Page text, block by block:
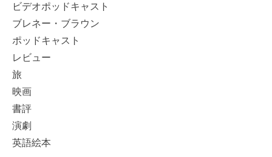
ビデオポッドキャスト
ブレネー・ブラウン
ポッドキャスト
レビュー
旅
映画
書評
演劇
英語絵本